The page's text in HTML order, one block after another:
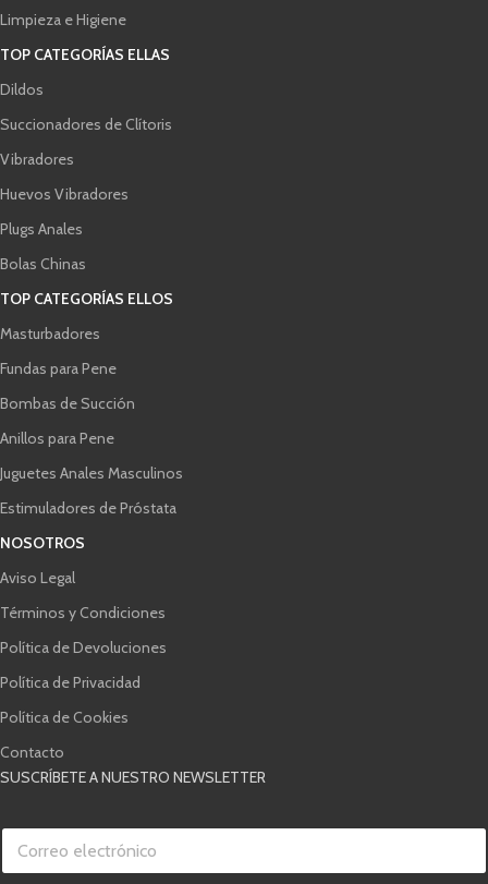
Limpieza e Higiene
TOP CATEGORÍAS ELLAS
Dildos
Succionadores de Clítoris
Vibradores
Huevos Vibradores
Plugs Anales
Bolas Chinas
TOP CATEGORÍAS ELLOS
Masturbadores
Fundas para Pene
Bombas de Succión
Anillos para Pene
Juguetes Anales Masculinos
Estimuladores de Próstata
NOSOTROS
Aviso Legal
Términos y Condiciones
Política de Devoluciones
Política de Privacidad
Política de Cookies
Contacto
SUSCRÍBETE A NUESTRO NEWSLETTER
c
C
r